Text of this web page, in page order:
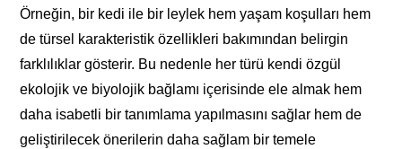
Örneğin, bir kedi ile bir leylek hem yaşam koşulları hem
de türsel karakteristik özellikleri bakımından belirgin
farklılıklar gösterir. Bu nedenle her türü kendi özgül
ekolojik ve biyolojik bağlamı içerisinde ele almak hem
daha isabetli bir tanımlama yapılmasını sağlar hem de
geliştirilecek önerilerin daha sağlam bir temele